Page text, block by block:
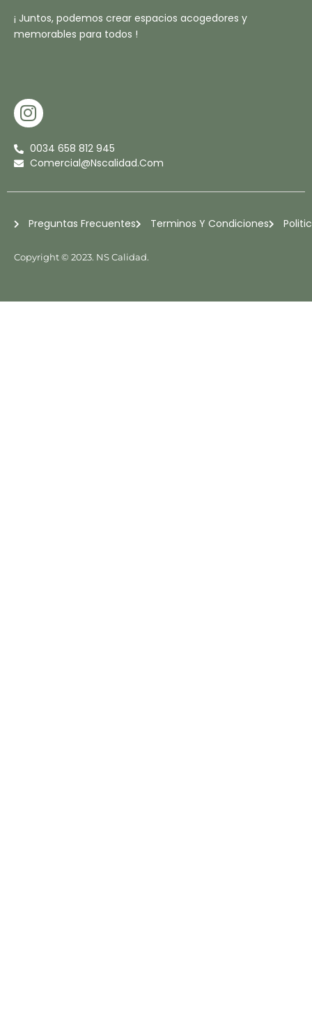
¡ Juntos, podemos crear espacios acogedores y
memorables para todos !
I
N
S
T
G
R
A
M
0034 658 812 945
Comercial@nscalidad.com
Copyright © 2023. NS Calidad.
Preguntas Frecuentes Terminos Y Condiciones